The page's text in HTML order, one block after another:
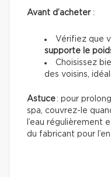
Avant d’acheter :
Vérifiez que
supporte le
Choisissez
des voisins,
Astuce: pour
spa, couvrez-le
l’eau régulièrement
du fabricant pour